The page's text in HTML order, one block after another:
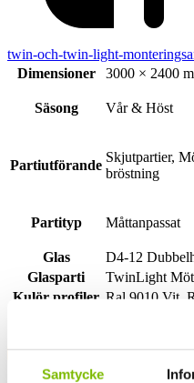
Samtycke
twin-och-twin-light-
Dimensioner
3000 × 2400
Säsong Vår & Höst
Partiutförande
Skjutpartier,
bröstning
Partityp Måttanpassat
Glas
D4-12
Glasparti
TwinLight
Kulör profiler Ral 9010 Vit,